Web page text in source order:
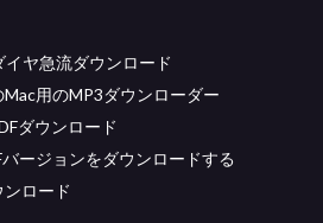
ヤ急流ダウンロード
用のMP3ダウンローダー
ダウンロード
ージョンをダウンロードする
ロード